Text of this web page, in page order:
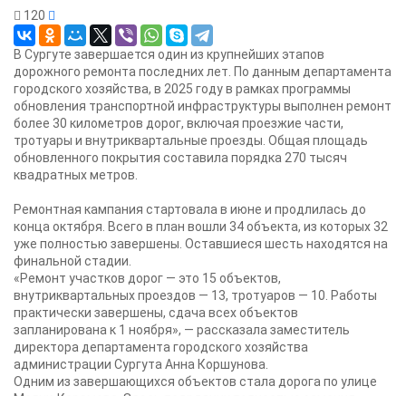
120
В Сургуте завершается один из крупнейших этапов
дорожного ремонта последних лет. По данным департамента
городского хозяйства, в 2025 году в рамках программы
обновления транспортной инфраструктуры выполнен ремонт
более 30 километров дорог, включая проезжие части,
тротуары и внутриквартальные проезды. Общая площадь
обновленного покрытия составила порядка 270 тысяч
квадратных метров.
Ремонтная кампания стартовала в июне и продлилась до
конца октября. Всего в план вошли 34 объекта, из которых 32
уже полностью завершены. Оставшиеся шесть находятся на
финальной стадии.
«Ремонт участков дорог — это 15 объектов,
внутриквартальных проездов — 13, тротуаров — 10. Работы
практически завершены, сдача всех объектов
запланирована к 1 ноября», — рассказала заместитель
директора департамента городского хозяйства
администрации Сургута Анна Коршунова.
Одним из завершающихся объектов стала дорога по улице